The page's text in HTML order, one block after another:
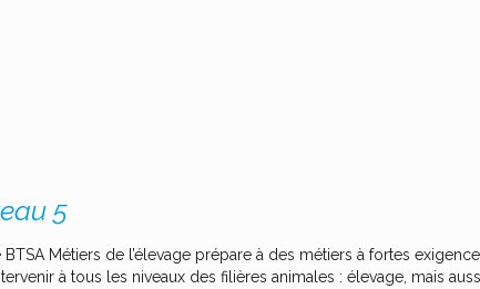
5
BTSA Métiers de l’élevage prépare à des métiers à fortes
à tous les niveaux des filières animales : élevage, mais